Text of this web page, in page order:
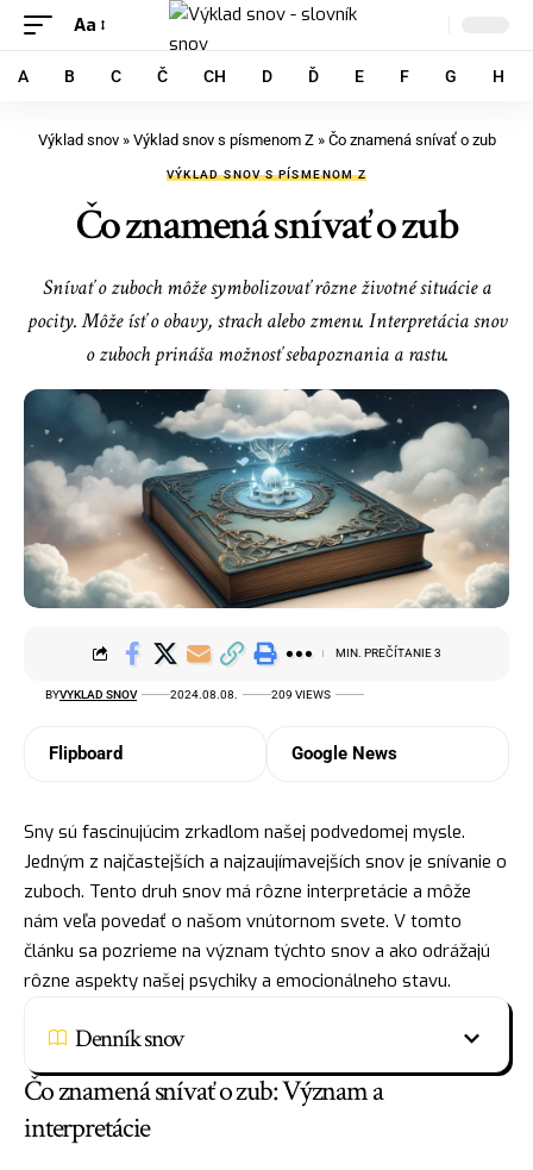
Aa
A B C Č CH D Ď E F G H
Výklad snov» Výklad snov s písmenom Z» Čo znamená snívať o zub
VÝKLAD SNOV S PÍSMENOM Z
Čo znamená snívať o zub
Snívať o zuboch môže symbolizovať rôzne životné situácie a
pocity. Môže ísť o obavy, strach alebo zmenu. Interpretácia snov
o zuboch prináša možnosť sebapoznania a rastu.
BYVYKLAD SNOV 2024.08.08. 209 VIEWS
MIN. PREČÍTANIE 3
Flipboard Google News
Sny sú fascinujúcim zrkadlom našej podvedomej mysle.
Jedným z najčastejších a najzaujímavejších snov je snívanie o
zuboch. Tento druh snov má rôzne interpretácie a môže
nám veľa povedať o našom vnútornom svete. V tomto
článku sa pozrieme na význam týchto snov a ako odrážajú
rôzne aspekty našej psychiky a emocionálneho stavu.
Denník snov
Čo znamená snívať o zub: Význam a
interpretácie